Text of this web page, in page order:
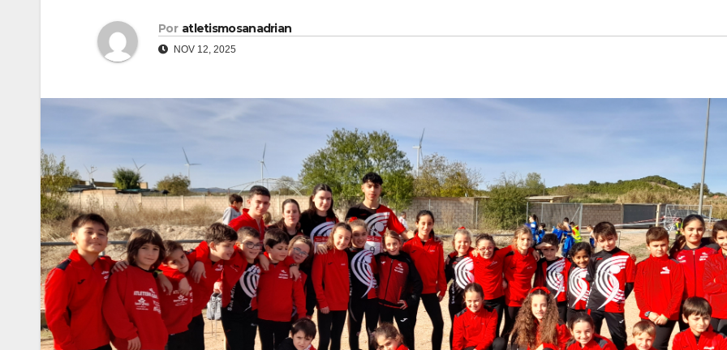
Por atletismosanadrian
NOV 12, 2025